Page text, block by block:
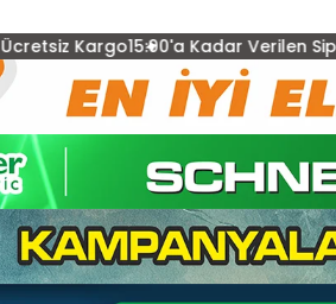
15:00'a Kadar Verilen Siparişler Aynı